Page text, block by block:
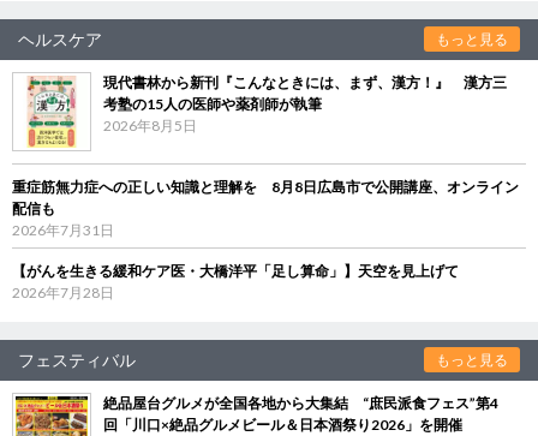
ヘルスケア もっと見る
現代書林から新刊『こんなときには、まず、漢方！』 漢方三
考塾の15人の医師や薬剤師が執筆
2026年8月5日
重症筋無力症への正しい知識と理解を 8月8日広島市で公開講座、オンライン
配信も
2026年7月31日
【がんを生きる緩和ケア医・大橋洋平「足し算命」】天空を見上げて
2026年7月28日
フェスティバル もっと見る
絶品屋台グルメが全国各地から大集結 “庶民派食フェス”第4
回「川口×絶品グルメビール＆日本酒祭り2026」を開催